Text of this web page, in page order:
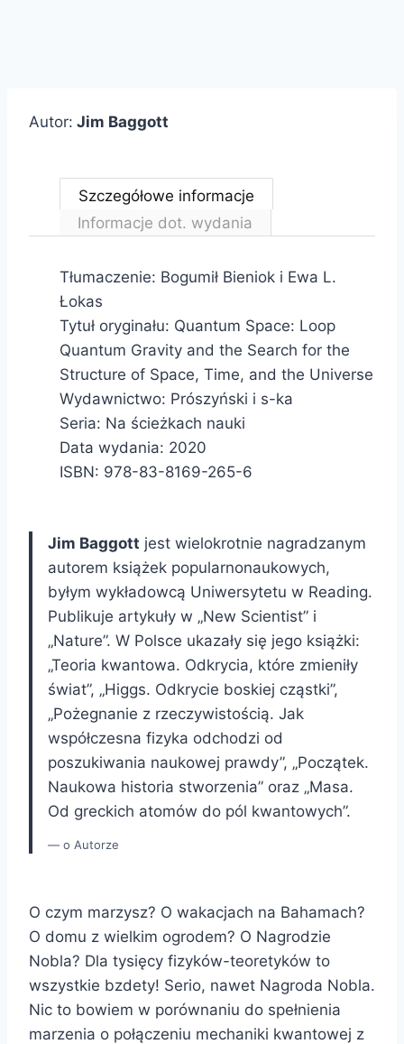
Autor: Jim Baggott
Szczegółowe informacje
Informacje dot. wydania
Tłumaczenie: Bogumił Bieniok i Ewa L.
Łokas
Tytuł oryginału: Quantum Space: Loop
Quantum Gravity and the Search for the
Structure of Space, Time, and the Universe
Wydawnictwo: Prószyński i s-ka
Seria: Na ścieżkach nauki
Data wydania: 2020
ISBN: 978-83-8169-265-6
Jim Baggott jest wielokrotnie nagradzanym
autorem książek popularnonaukowych,
byłym wykładowcą Uniwersytetu w Reading.
Publikuje artykuły w „New Scientist” i
„Nature”. W Polsce ukazały się jego książki:
„Teoria kwantowa. Odkrycia, które zmieniły
świat”, „Higgs. Odkrycie boskiej cząstki”,
„Pożegnanie z rzeczywistością. Jak
współczesna fizyka odchodzi od
poszukiwania naukowej prawdy”, „Początek.
Naukowa historia stworzenia” oraz „Masa.
Od greckich atomów do pól kwantowych”.
o Autorze
O czym marzysz? O wakacjach na Bahamach?
O domu z wielkim ogrodem? O Nagrodzie
Nobla? Dla tysięcy fizyków-teoretyków to
wszystkie bzdety! Serio, nawet Nagroda Nobla.
Nic to bowiem w porównaniu do spełnienia
marzenia o połączeniu mechaniki kwantowej z